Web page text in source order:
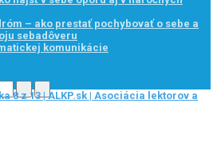
– ako prestať pochybovať o sebe a
sebadôveru
komunikácie